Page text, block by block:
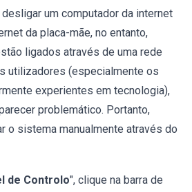
um computador da internet
da placa-mãe, no entanto,
ligados através de uma rede
utilizadores (especialmente os
experientes em tecnologia),
problemático. Portanto,
o sistema manualmente através do
de Controlo", clique na barra de